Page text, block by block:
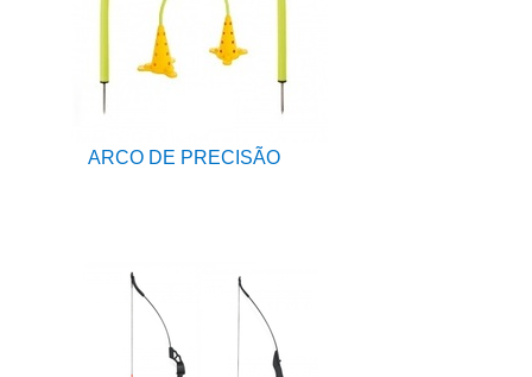
ARCO DE PRECISÃO